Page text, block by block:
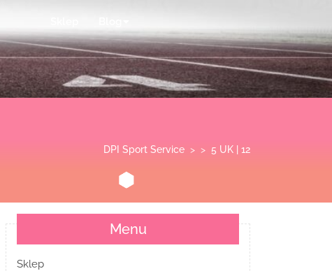
DPI Sport Service > > 5 UK | 12
Menu
Sklep